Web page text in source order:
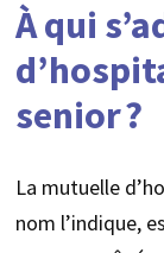
À qui
senior ?
La mutuelle
nom l’indique,